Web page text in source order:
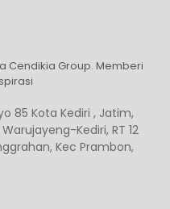
Cendikia Group. Memberi
85 Kota Kediri , Jatim,
Warujayeng-Kediri, RT 12
Kec Prambon,